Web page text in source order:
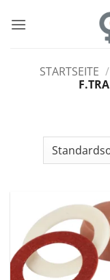
Inhalt
STARTSEITE /